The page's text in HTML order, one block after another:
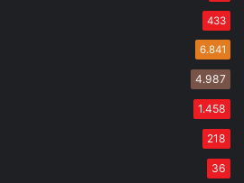
433
6.841
4.987
1.458
218
36